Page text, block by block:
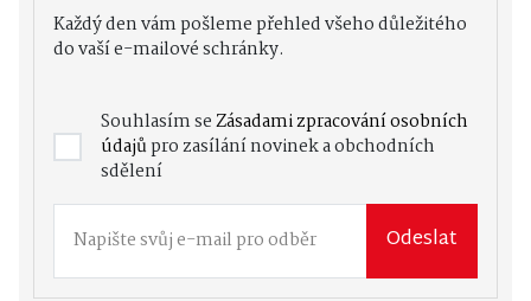
Každý den vám pošleme přehled všeho důležitého
do vaší e-mailové schránky.
Souhlasím seZásadami zpracování osobních
údajůpro zasílání novinek a obchodních
sdělení
Odeslat